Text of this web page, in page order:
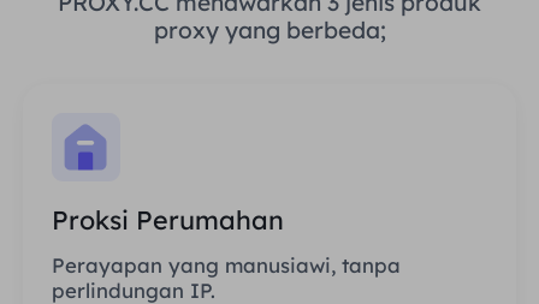
proxy yang berbeda;
Proksi Perumahan
Perayapan yang manusiawi, tanpa
perlindungan IP.